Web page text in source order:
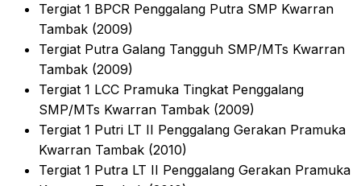
Tergiat 1 BPCR Penggalang Putra SMP Kwarran
Tambak (2009)
Tergiat Putra Galang Tangguh SMP/MTs Kwarran
Tambak (2009)
Tergiat 1 LCC Pramuka Tingkat Penggalang
SMP/MTs Kwarran Tambak (2009)
Tergiat 1 Putri LT II Penggalang Gerakan Pramuka
Kwarran Tambak (2010)
Tergiat 1 Putra LT II Penggalang Gerakan Pramuka